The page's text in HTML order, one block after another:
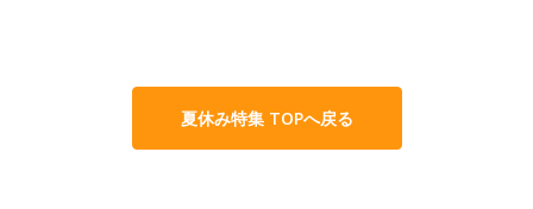
夏休み特集 TOPへ戻る